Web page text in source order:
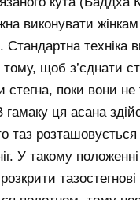
виконувати жінкам
Стандартна техніка
тому, щоб з’єднати
стегна, поки вони не
гамаку ця асана
таз
У такому